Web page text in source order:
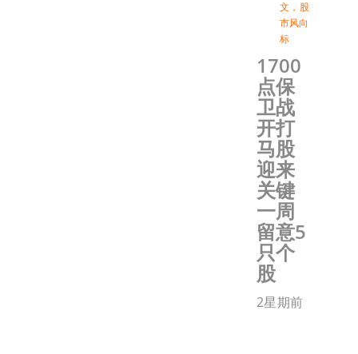
文 ， 股
市风向
标
1700
点保
卫战
开打
马股
迎来
关键
一周
留意5
只个
股
2星期前